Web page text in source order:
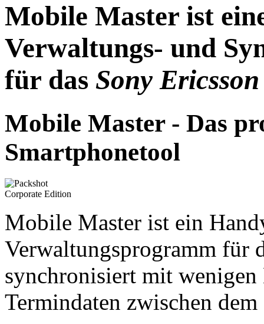
Mobile Master ist
Verwaltungs- und
für das Sony
Mobile Master - Das
Smartphonetool
Mobile Master ist ein
Verwaltungsprogramm für
synchronisiert mit
Termindaten zwischen